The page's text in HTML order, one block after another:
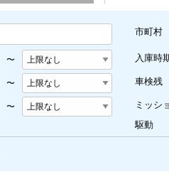
〜
〜
〜
市町村
入庫時
車検残
ミッシ
駆動